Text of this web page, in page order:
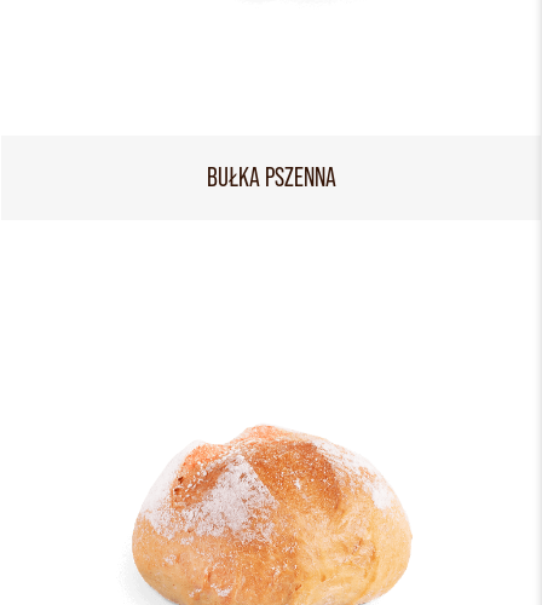
BUŁKA PSZENNA